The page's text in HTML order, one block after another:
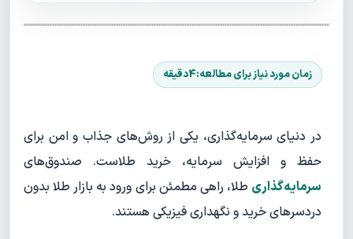
در دنیای سرمایه‌گذاری، یکی از روش‌های جذاب و امن برای
حفظ و افزایش سرمایه، خرید طلاست. صندوق‌های
سرمایه‌گذاری طلا، راهی مطمئن برای ورود به بازار طلا بدون
دردسرهای خرید و نگهداری فیزیکی هستند.